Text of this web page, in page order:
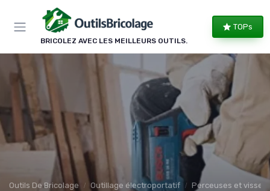
BRICOLEZ AVEC LES MEILLEURS OUTILS.
TOPs
Outils De Bricolage Outillage électroportatif Perceuses et
Panneau de gestion des cookies